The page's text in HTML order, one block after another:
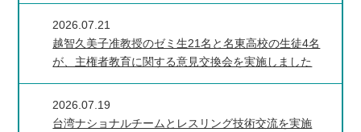
2026.07.21
越智久美子准教授のゼミ生21名と名東高校の生徒4名
が、主権者教育に関する意見交換会を実施しました
2026.07.19
台湾ナショナルチームとレスリング技術交流を実施